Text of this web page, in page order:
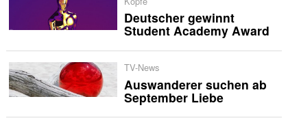
Deutscher gewinnt
Student Academy Award
TV-News
Auswanderer suchen ab
September Liebe